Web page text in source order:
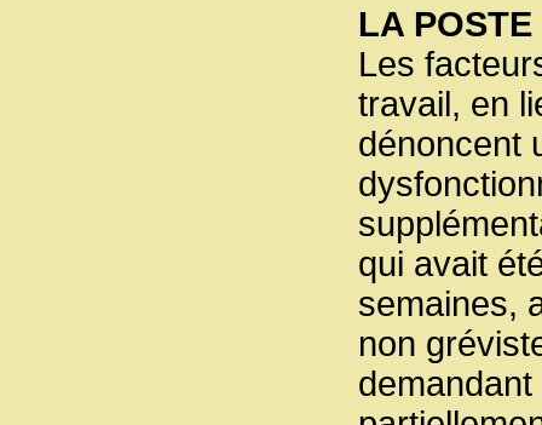
LA
Les
travail, en
dénoncent
qui avait
semaines,
non